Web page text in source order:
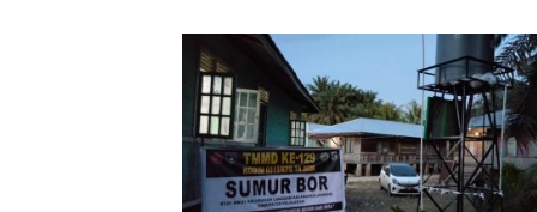
e
b
o
o
k
itt
er
e ar